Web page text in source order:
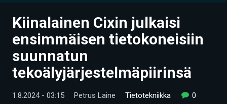
UUTISET
ARTIKKELIT
VIDEOT
TECHBBS
Kiinalainen Cixin julkaisi
ensimmäisen tietokoneisiin
suunnatun
tekoälyjärjestelmäpiirinsä
1.8.2024 - 03:15 Petrus Laine Tietotekniikka 0